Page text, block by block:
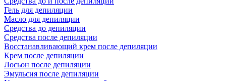
Гель для депиляции
Масло для депиляции
Средства до депиляции
Средства после депиляции
Восстанавливающий крем после депиляции
Крем после депиляции
Лосьон после депиляции
Эмульсия после депиляции